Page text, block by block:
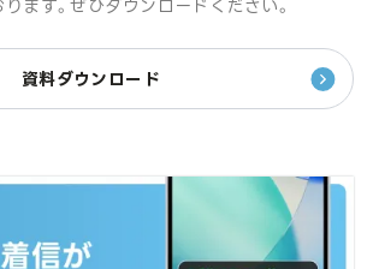
ます。ぜひダウンロードください。
資料ダウンロード